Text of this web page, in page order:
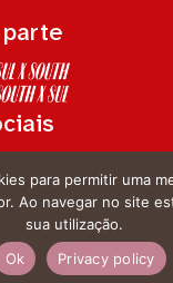
parte
para permitir uma
Ao navegar no site
sua utilização.
Ok
Privacy policy